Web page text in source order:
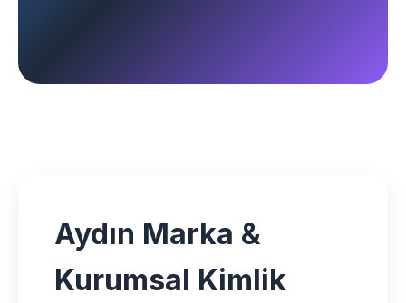
Aydın Marka &
Kurumsal Kimlik